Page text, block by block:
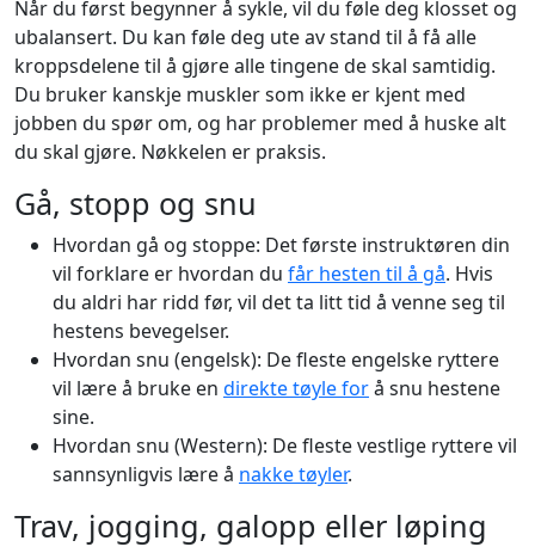
Når du først begynner å sykle, vil du føle deg klosset og
ubalansert. Du kan føle deg ute av stand til å få alle
kroppsdelene til å gjøre alle tingene de skal samtidig.
Du bruker kanskje muskler som ikke er kjent med
jobben du spør om, og har problemer med å huske alt
du skal gjøre. Nøkkelen er praksis.
Gå, stopp og snu
Hvordan gå og stoppe: Det første instruktøren din
vil forklare er hvordan du får hesten til å gå. Hvis
du aldri har ridd før, vil det ta litt tid å venne seg til
hestens bevegelser.
Hvordan snu (engelsk): De fleste engelske ryttere
vil lære å bruke en direkte tøyle forå snu hestene
sine.
Hvordan snu (Western): De fleste vestlige ryttere vil
sannsynligvis lære å nakke tøyler.
Trav, jogging, galopp eller løping